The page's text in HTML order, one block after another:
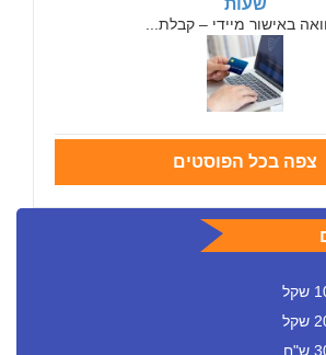
שעות
באישור מיידי – קבלת...
צפה בכל הפוסטים